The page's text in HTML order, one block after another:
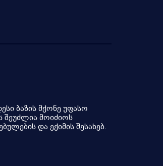
ბაზის მქონე უფასო
შეუძლია მოიძიოს
და ექიმის შესახებ.